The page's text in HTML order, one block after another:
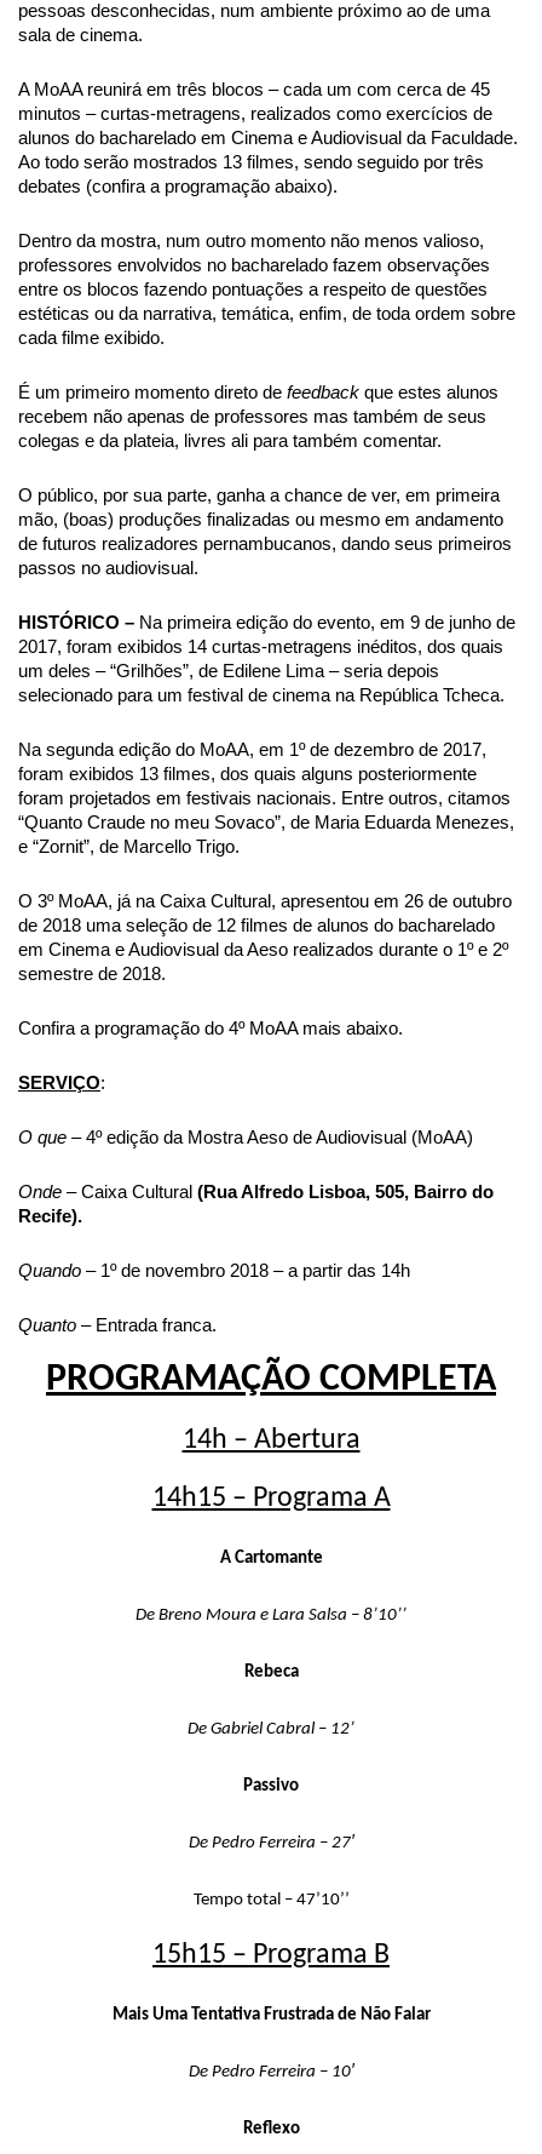
pessoas desconhecidas, num ambiente próximo ao de uma
sala de cinema.
A MoAA reunirá em três blocos – cada um com cerca de 45
minutos – curtas-metragens, realizados como exercícios de
alunos do bacharelado em Cinema e Audiovisual da Faculdade.
Ao todo serão mostrados 13 filmes, sendo seguido por três
debates (confira a programação abaixo).
Dentro da mostra, num outro momento não menos valioso,
professores envolvidos no bacharelado fazem observações
entre os blocos fazendo pontuações a respeito de questões
estéticas ou da narrativa, temática, enfim, de toda ordem sobre
cada filme exibido.
É um primeiro momento direto de feedback que estes alunos
recebem não apenas de professores mas também de seus
colegas e da plateia, livres ali para também comentar.
O público, por sua parte, ganha a chance de ver, em primeira
mão, (boas) produções finalizadas ou mesmo em andamento
de futuros realizadores pernambucanos, dando seus primeiros
passos no audiovisual.
HISTÓRICO – Na primeira edição do evento, em 9 de junho de
2017, foram exibidos 14 curtas-metragens inéditos, dos quais
um deles – “Grilhões”, de Edilene Lima – seria depois
selecionado para um festival de cinema na República Tcheca.
Na segunda edição do MoAA, em 1º de dezembro de 2017,
foram exibidos 13 filmes, dos quais alguns posteriormente
foram projetados em festivais nacionais. Entre outros, citamos
“Quanto Craude no meu Sovaco”, de Maria Eduarda Menezes,
e “Zornit”, de Marcello Trigo.
O 3ºMoAA, já naCaixa Cultural, apresentou em 26 de outubro
de 2018 uma seleção de 12 filmes de alunos do bacharelado
em Cinema e Audiovisual da Aeso realizados durante o 1º e 2º
semestre de 2018.
Confira a programação do 4º MoAA mais abaixo.
SERVIÇO:
O que –4º edição da Mostra Aeso de Audiovisual (MoAA)
Onde –Caixa Cultural (Rua Alfredo Lisboa, 505, Bairro do
Recife).
Quando – 1º de novembro 2018 – a partir das 14h
Quanto – Entrada franca.
PROGRAMAÇÃO COMPLETA
14h – Abertura
14h15 – Programa A
A Cartomante
De Breno Moura e Lara Salsa – 8’10’’
Rebeca
De Gabriel Cabral – 12’
Passivo
De Pedro Ferreira – 27′
Tempo total – 47’10’’
15h15 – Programa B
Mais Uma Tentativa Frustrada de Não Falar
De Pedro Ferreira – 10′
Reflexo